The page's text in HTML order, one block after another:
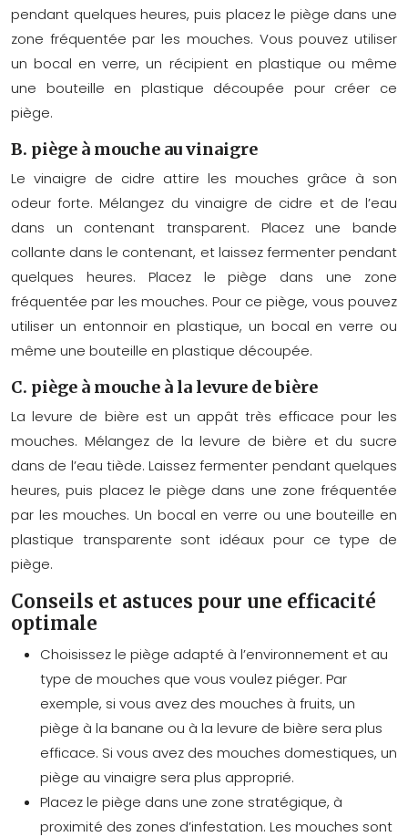
pendant quelques heures, puis placez le piège dans une
zone fréquentée par les mouches. Vous pouvez utiliser
un bocal en verre, un récipient en plastique ou même
une bouteille en plastique découpée pour créer ce
piège.
B. piège à mouche au vinaigre
Le vinaigre de cidre attire les mouches grâce à son
odeur forte. Mélangez du vinaigre de cidre et de l’eau
dans un contenant transparent. Placez une bande
collante dans le contenant, et laissez fermenter pendant
quelques heures. Placez le piège dans une zone
fréquentée par les mouches. Pour ce piège, vous pouvez
utiliser un entonnoir en plastique, un bocal en verre ou
même une bouteille en plastique découpée.
C. piège à mouche à la levure de bière
La levure de bière est un appât très efficace pour les
mouches. Mélangez de la levure de bière et du sucre
dans de l’eau tiède. Laissez fermenter pendant quelques
heures, puis placez le piège dans une zone fréquentée
par les mouches. Un bocal en verre ou une bouteille en
plastique transparente sont idéaux pour ce type de
piège.
Conseils et astuces pour une efficacité
optimale
Choisissez le piège adapté à l’environnement et au
type de mouches que vous voulez piéger. Par
exemple, si vous avez des mouches à fruits, un
piège à la banane ou à la levure de bière sera plus
efficace. Si vous avez des mouches domestiques, un
piège au vinaigre sera plus approprié.
Placez le piège dans une zone stratégique, à
proximité des zones d’infestation. Les mouches sont